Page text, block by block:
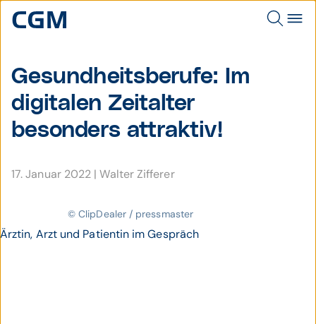
Gesund­heits­berufe: Im
digitalen Zeitalter
besonders attraktiv!
17. Januar 2022 |Walter Zifferer
© ClipDealer / pressmaster
Ärztin, Arzt und Patientin im Gespräch